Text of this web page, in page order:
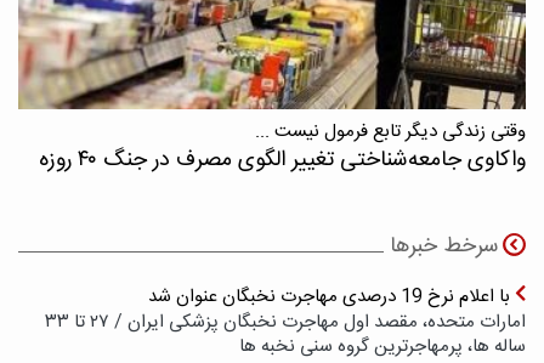
وقتی زندگی دیگر تابع فرمول نیست ...
واکاوی جامعه‌شناختی تغییر الگوی مصرف در جنگ ۴۰ روزه
سرخط خبرها
با اعلام نرخ 19 درصدی مهاجرت نخبگان عنوان شد
امارات متحده، مقصد اول مهاجرت نخبگان پزشکی ایران / ۲۷ تا ۳۳
ساله ها، پرمهاجرترین گروه سنی نخبه ها